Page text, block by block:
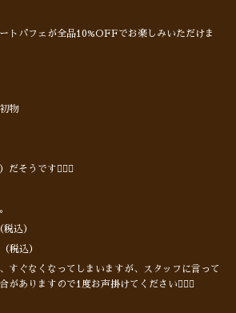
トパフェが全品10%OFFでお楽しみいただけま
物
だそうです🙆🏻‍♂️
込）
税込）
すぐなくなってしまいますが、スタッフに言って
がありますので1度お声掛けてください🙋🏻‍♂️